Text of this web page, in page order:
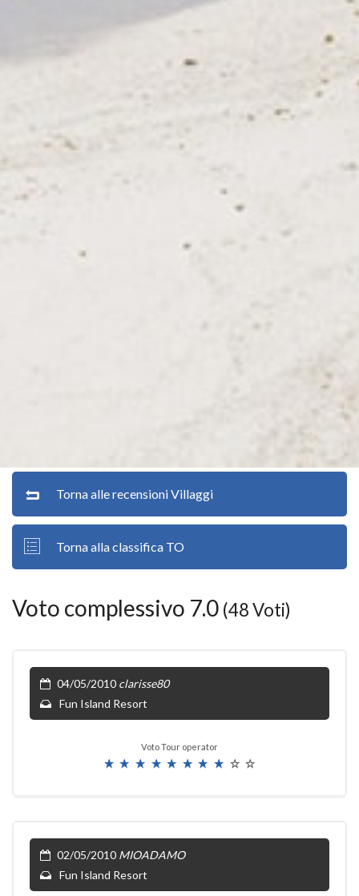
Torna alle recensioni Villaggi
Torna alla classifica TO
Voto complessivo 7.0 (48 Voti)
04/05/2010 clarisse80
Fun Island Resort
Voto Tour operator
02/05/2010 MIOADAMO
Fun Island Resort